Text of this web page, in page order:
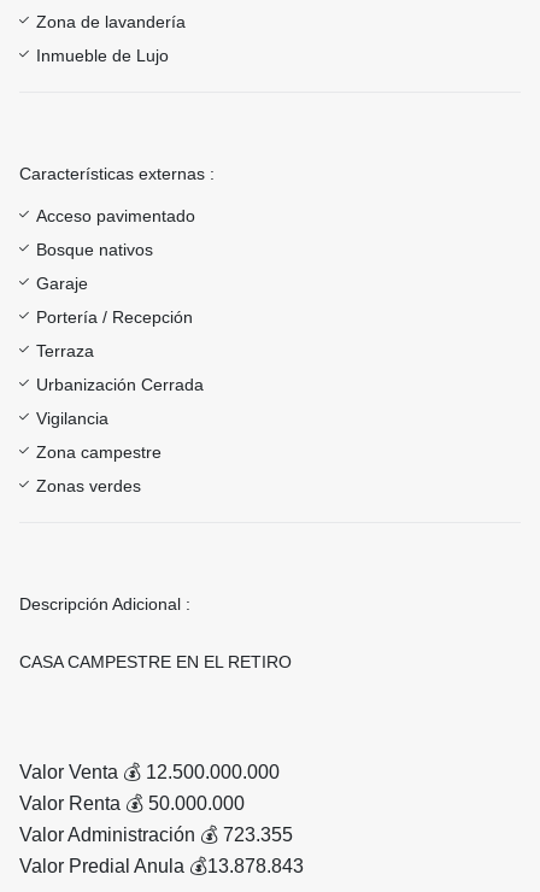
Zona de lavandería
Inmueble de Lujo
Características externas :
Acceso pavimentado
Bosque nativos
Garaje
Portería / Recepción
Terraza
Urbanización Cerrada
Vigilancia
Zona campestre
Zonas verdes
Descripción Adicional :
CASA CAMPESTRE EN EL RETIRO
Valor Venta 💰 12.500.000.000
Valor Renta 💰 50.000.000
Valor Administración 💰 723.355
Valor Predial Anula 💰13.878.843